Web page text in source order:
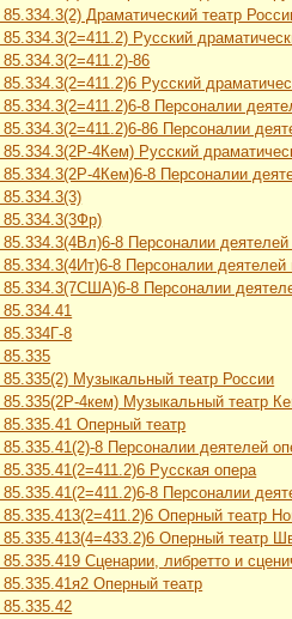
85.334.3(2) Драматический театр
85.334.3(2=411.2) Русский
85.334.3(2=411.2)-86
85.334.3(2=411.2)6 Русский
85.334.3(2=411.2)6-8 Персоналии
85.334.3(2=411.2)6-86 Персоналии
85.334.3(2Р-4Кем) Русский
85.334.3(2Р-4Кем)6-8 Персоналии
85.334.3(3)
85.334.3(3Фр)
85.334.3(4Вл)6-8 Персоналии деятелей
85.334.3(4Ит)6-8 Персоналии деятелей
85.334.3(7США)6-8 Персоналии
85.334.41
85.334Г-8
85.335
85.335(2) Музыкальный театр России
85.335(2Р-4кем) Музыкальный театр
85.335.41 Оперный театр
85.335.41(2)-8 Персоналии деятелей
85.335.41(2=411.2)6 Русская опера
85.335.41(2=411.2)6-8 Персоналии
85.335.413(2=411.2)6 Оперный театр
85.335.413(4=433.2)6 Оперный театр
85.335.419 Сценарии, либретто и
85.335.41я2 Оперный театр
85.335.42